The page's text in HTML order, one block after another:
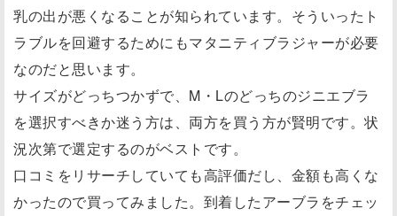
乳の出が悪くなることが知られています。そういったト
ラブルを回避するためにもマタニティブラジャーが必要
なのだと思います。
サイズがどっちつかずで、M・Lのどっちのジニエブラ
を選択すべきか迷う方は、両方を買う方が賢明です。状
況次第で選定するのがベストです。
口コミをリサーチしていても高評価だし、金額も高くな
かったので買ってみました。到着したアーブラをチェッ